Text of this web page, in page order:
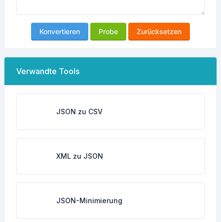
Konvertieren Probe Zurücksetzen
Verwandte Tools
JSON zu CSV
XML zu JSON
JSON-Minimierung